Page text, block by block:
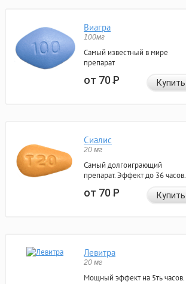
Виагра
100мг
Самый известный в мире
препарат
от 70Р Купить
Сиалис
20 мг
Самый долгоиграющий
препарат. Эффект до 36 часов.
от 70Р Купить
Левитра
20 мг
Мощный эффект на 5ть часов.